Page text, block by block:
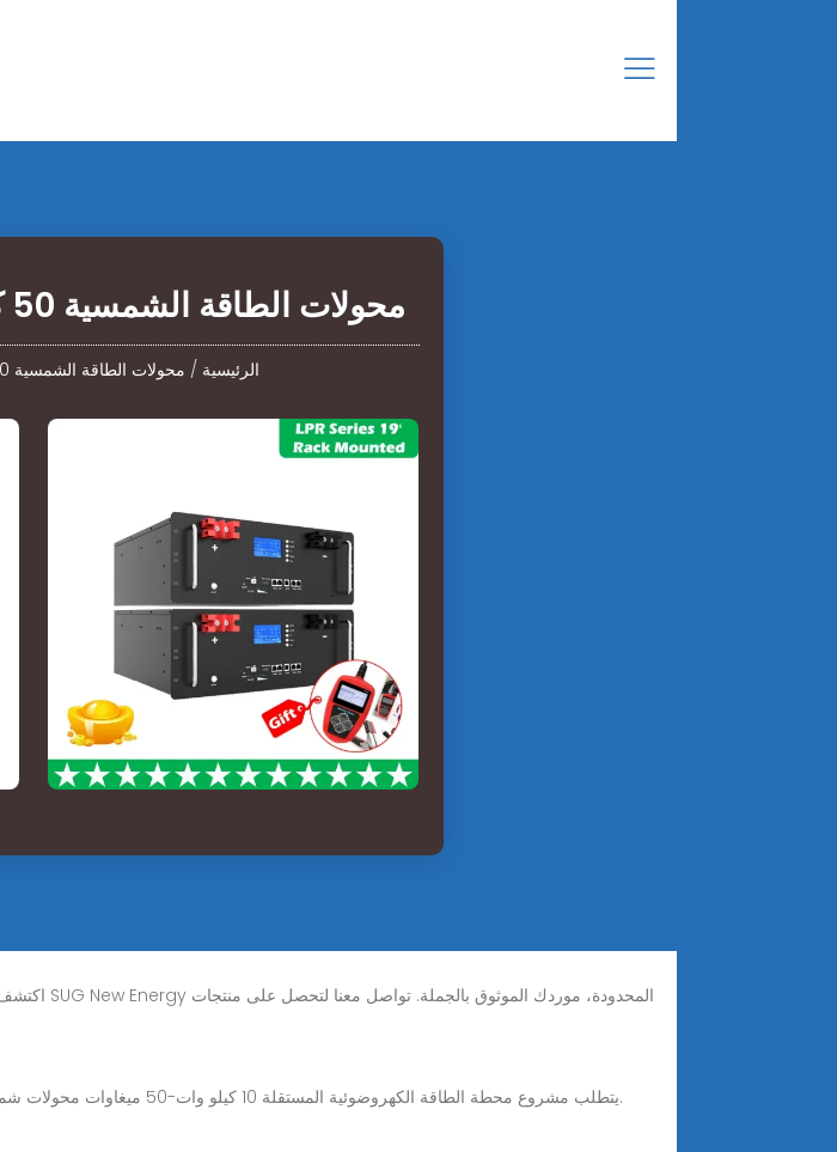
محولات الطاقة الشمسية 50 كيلو وات بالجملة في بيرو
الرئيسية / محولات الطاقة الشمسية 50 كيلو وات بالجملة في بيرو
يتطلب مشروع محطة الطاقة الكهروضوئية المستقلة 10 كيلو وات-50 ميغاوات محولات شمسية هجينة ذات طاقة مناسبة متصلة بالتوازي لتوليد الكهرباء باستخدام الطاقة الشمسية.